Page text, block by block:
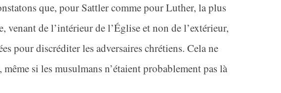
que, pour Sattler comme pour Luther, la plus
venant de l’intérieur de l’Église et non de l’extérieur,
pour discréditer les adversaires chrétiens. Cela ne
si les musulmans n’étaient probablement pas là